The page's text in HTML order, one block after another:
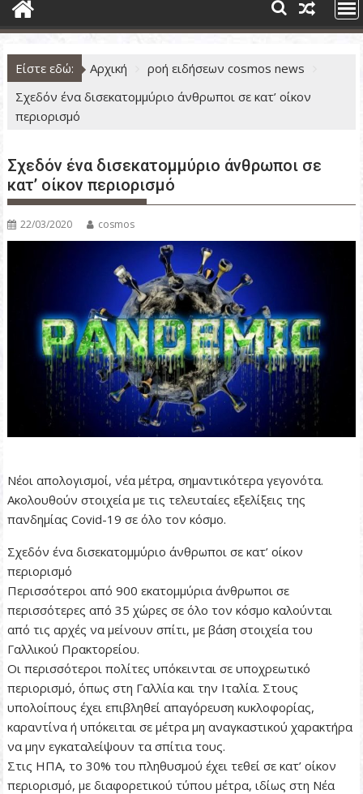
ο
Είστε εδώ: Αρχική
ροή ειδήσεων cosmos news
Σχεδόν ένα δισεκατομμύριο άνθρωποι σε κατ’ οίκον
περιορισμό
Σχεδόν ένα δισεκατομμύριο άνθρωποι σε
κατ’ οίκον περιορισμό
22/03/2020 cosmos
Νέοι απολογισμοί, νέα μέτρα, σημαντικότερα γεγονότα.
Ακολουθούν στοιχεία με τις τελευταίες εξελίξεις της
πανδημίας Covid-19 σε όλο τον κόσμο.
Σχεδόν ένα δισεκατομμύριο άνθρωποι σε κατ’ οίκον
περιορισμό
Περισσότεροι από 900 εκατομμύρια άνθρωποι σε
περισσότερες από 35 χώρες σε όλο τον κόσμο καλούνται
από τις αρχές να μείνουν σπίτι, με βάση στοιχεία του
Γαλλικού Πρακτορείου.
Οι περισσότεροι πολίτες υπόκεινται σε υποχρεωτικό
περιορισμό, όπως στη Γαλλία και την Ιταλία. Στους
υπολοίπους έχει επιβληθεί απαγόρευση κυκλοφορίας,
καραντίνα ή υπόκειται σε μέτρα μη αναγκαστικού χαρακτήρα
να μην εγκαταλείψουν τα σπίτια τους.
Στις ΗΠΑ, το 30% του πληθυσμού έχει τεθεί σε κατ’ οίκον
περιορισμό, με διαφορετικού τύπου μέτρα, ιδίως στη Νέα